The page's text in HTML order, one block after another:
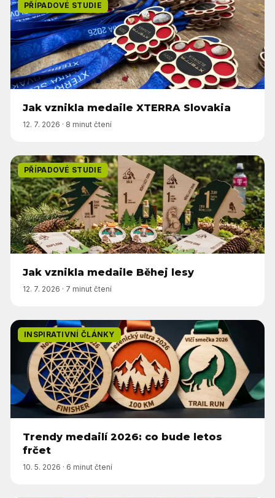
PŘÍPADOVÉ STUDIE
Jak vznikla medaile XTERRA Slovakia
12. 7. 2026 · 8 minut čtení
PŘÍPADOVÉ STUDIE
Jak vznikla medaile Běhej lesy
12. 7. 2026 · 7 minut čtení
INSPIRATIVNÍ ČLÁNKY
Trendy medailí 2026: co bude letos
frčet
10. 5. 2026 · 6 minut čtení